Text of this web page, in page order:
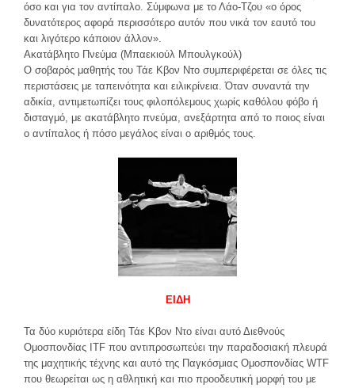
όσο και για τον αντίπαλο. Σύμφωνα με το Λάο-Τζου «ο όρος
δυνατότερος αφορά περισσότερο αυτόν που νικά τον εαυτό του
και λιγότερο κάποιον άλλον».
Ακατάβλητο Πνεύμα (Μπαεκιούλ Μπουλγκούλ)
Ο σοβαρός μαθητής του Τάε Κβον Ντο συμπεριφέρεται σε όλες τις
περιστάσεις με ταπεινότητα και ειλικρίνεια. Όταν συναντά την
αδικία, αντιμετωπίζει τους φιλοπόλεμους χωρίς καθόλου φόβο ή
δισταγμό, με ακατάβλητο πνεύμα, ανεξάρτητα από το ποιος είναι
ο αντίπαλος ή πόσο μεγάλος είναι ο αριθμός τους.
ΕΙΔΗ
Τα δύο κυριότερα είδη Τάε Κβον Ντο είναι αυτό Διεθνούς
Ομοσπονδίας ITF που αντιπροσωπεύει την παραδοσιακή πλευρά
της μαχητικής τέχνης και αυτό της Παγκόσμιας Ομοσπονδίας WTF
που θεωρείται ως η αθλητική και πιο προοδευτική μορφή του με